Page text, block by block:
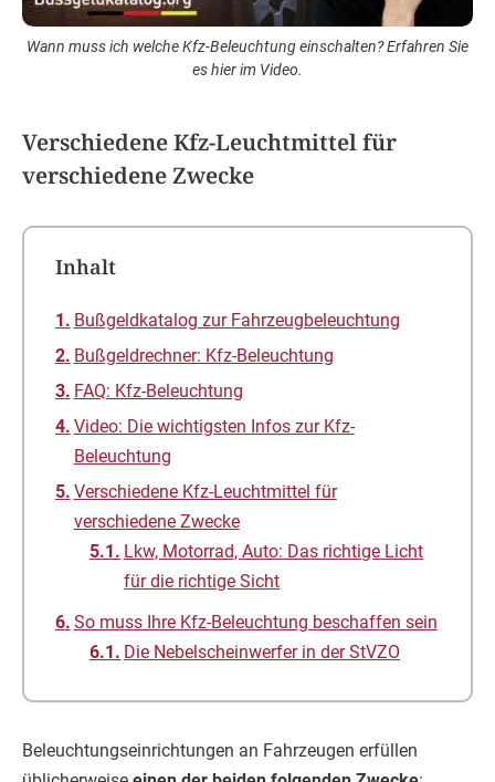
Wann muss ich welche Kfz-Beleuchtung einschalten? Erfahren Sie
es hier im Video.
Verschiedene Kfz-Leuchtmittel für
verschiedene Zwecke
Inhalt
Bußgeldkatalog zur Fahrzeugbeleuchtung
Bußgeldrechner: Kfz-Beleuchtung
FAQ: Kfz-Beleuchtung
Video: Die wichtigsten Infos zur Kfz-
Beleuchtung
Verschiedene Kfz-Leuchtmittel für
verschiedene Zwecke
Lkw, Motorrad, Auto: Das richtige Licht
für die richtige Sicht
So muss Ihre Kfz-Beleuchtung beschaffen sein
Die Nebelscheinwerfer in der StVZO
Beleuchtungseinrichtungen an Fahrzeugen erfüllen